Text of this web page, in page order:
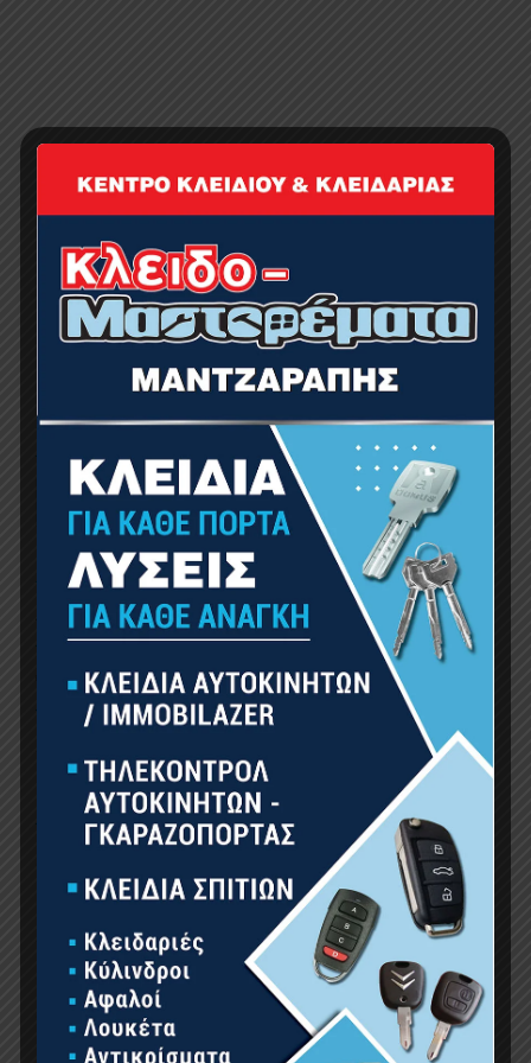
Sorry, no posts matched your criteria.
SEARCH
Αναζήτηση
RECENT COMMENTS
ARCHIVES
CATEGORIES
Σύνδεση
Ροή καταχωρίσεων
Ροή σχολίων
WordPress.org